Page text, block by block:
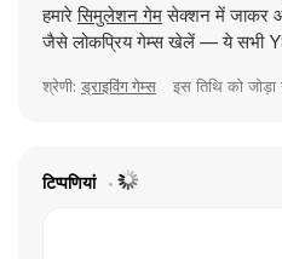
हमारेसिमुलेशन गेमसेक्शन में जाकर
जैसे लोकप्रिय गेम्स खेलें — ये सभी
श्रेणी: ड्राइविंग गेम्स इस तिथि को जोड़ा
टिप्पणियां